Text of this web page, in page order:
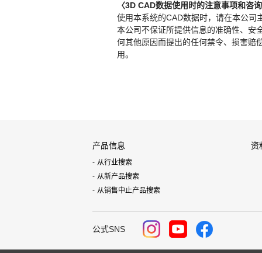
〈3D CAD数据使用时的注意事项和咨
使用本系统的CAD数据时，请在本公司
本公司不保证所提供信息的准确性、安
何其他原因而提出的任何禁令、损害赔
用。
产品信息
从行业搜索
从新产品搜索
从销售中止产品搜索
资
公式SNS